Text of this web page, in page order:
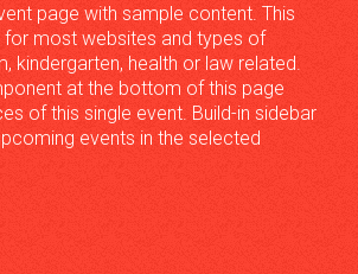
page with sample content. This
for most websites and types of
kindergarten, health or law related.
at the bottom of this page
of this single event. Build-in sidebar
events in the selected